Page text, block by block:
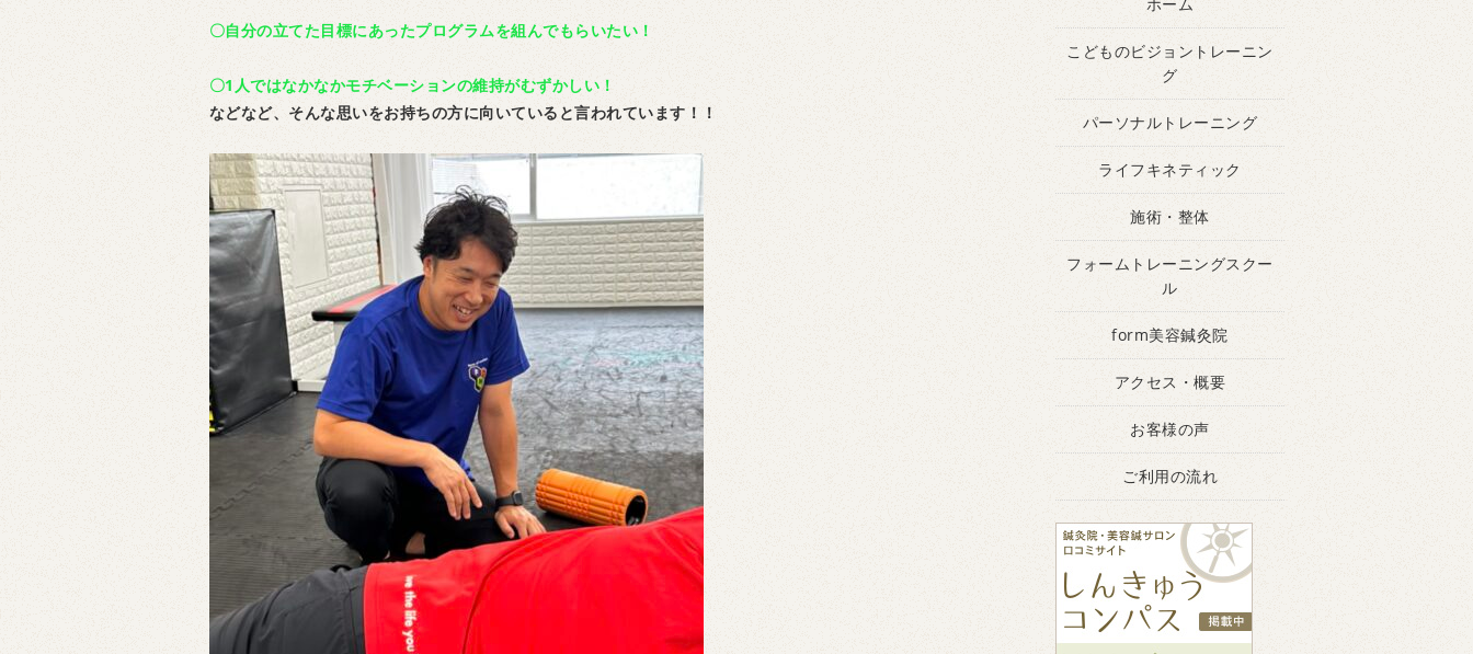
〇自分の立てた目標にあったプログラムを組んでもらいたい！
〇1人ではなかなかモチベーションの維持がむずかしい！
などなど、そんな思いをお持ちの方に向いていると言われています！！
こどものビジョントレーニン
グ
パーソナルトレーニング
ライフキネティック
施術・整体
フォームトレーニングスクー
ル
form美容鍼灸院
アクセス・概要
お客様の声
ご利用の流れ